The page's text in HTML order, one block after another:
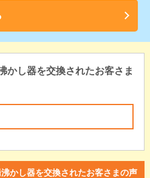
かし器を交換されたお客さま
かし器を交換されたお客さまの声